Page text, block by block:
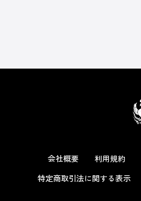
会社概要 利用規約
特定商取引法に関する表示